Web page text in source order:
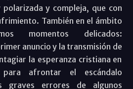
y compleja, que con
También en el ámbito
momentos delicados:
anuncio y la transmisión de
la esperanza cristiana en
afrontar el escándalo
graves errores de algunos